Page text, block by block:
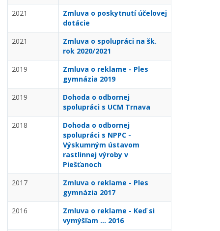
2021
Zmluva o poskytnutí účelovej
dotácie
2021
Zmluva o spolupráci na šk.
rok 2020/2021
2019
Zmluva o reklame - Ples
gymnázia 2019
2019
Dohoda o odbornej
spolupráci s UCM Trnava
2018
Dohoda o odbornej
spolupráci s NPPC -
Výskumným ústavom
rastlinnej výroby v
Piešťanoch
2017
Zmluva o reklame - Ples
gymnázia 2017
2016
Zmluva o reklame - Keď si
vymýšľam ... 2016